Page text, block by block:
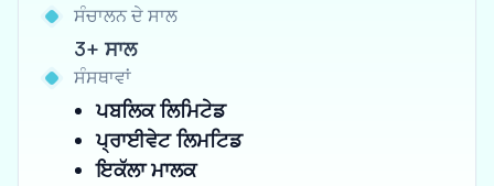
ਸੰਚਾਲਨ ਦੇ ਸਾਲ
3+ ਸਾਲ
ਸੰਸਥਾਵਾਂ
ਪਬਲਿਕ ਲਿਮਿਟੇਡ
ਪ੍ਰਾਈਵੇਟ ਲਿਮਟਿਡ
ਇਕੱਲਾ ਮਾਲਕ